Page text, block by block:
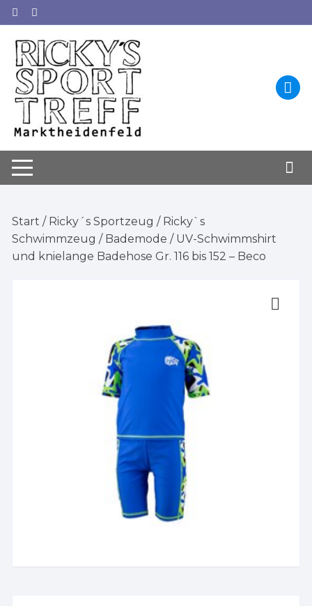
Zum
Inhalt
springen
Start / Ricky´s Sportzeug / Ricky`s
Schwimmzeug / Bademode / UV-Schwimmshirt
und knielange Badehose Gr. 116 bis 152 – Beco